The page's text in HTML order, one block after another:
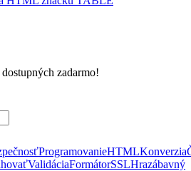
zadarmo!
ProgramovanieHTMLKonverzia
ValidáciaFormátorSSLHrazábavný